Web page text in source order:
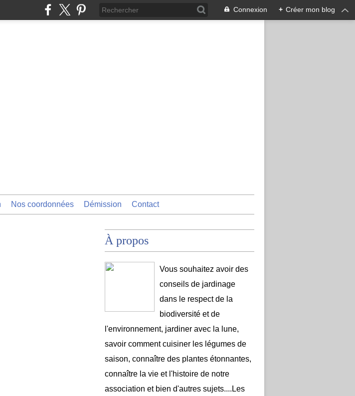
Connexion + Créer mon blog
Nos coordonnées Démission Contact
À propos
Vous souhaitez avoir des
conseils de jardinage
dans le respect de la
biodiversité et de
l'environnement, jardiner avec la lune,
savoir comment cuisiner les légumes de
saison, connaître des plantes étonnantes,
connaître la vie et l'histoire de notre
association et bien d'autres sujets....Les